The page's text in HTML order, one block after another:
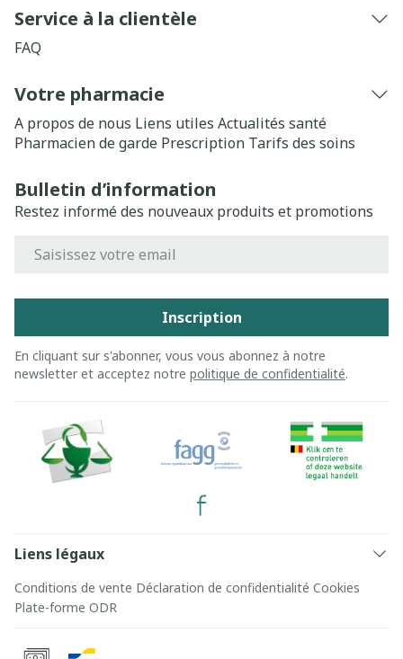
Service à la clientèle
FAQ
Votre pharmacie
A propos de nous Liens utiles Actualités santé
Pharmacien de garde Prescription Tarifs des soins
Bulletin d’information
Restez informé des nouveaux produits et promotions
Inscription
En cliquant sur s'abonner, vous vous abonnez à notre
newsletter et acceptez notre politique de confidentialité.
Liens légaux
Conditions de vente Déclaration de confidentialité Cookies
Plate-forme ODR